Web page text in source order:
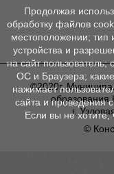
©2020г,
образования
г.
©
Продолжая
обработку файлов
местоположении; тип
устройства и
на сайт пользователь;
ОС и Браузера;
нажимает
сайта и проведения
Если вы не